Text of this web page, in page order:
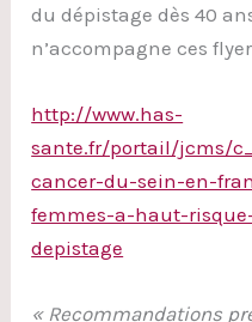
du dépistage dès 40
n’accompagne ces
http://www.has-
sante.fr/portail/jcms/
cancer-du-sein-en-
femmes-a-haut-
depistage
« Recommandations